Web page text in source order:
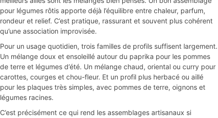
pour légumes rôtis apporte déjà l’équilibre entre chaleur, parfum,
rondeur et relief. C’est pratique, rassurant et souvent plus cohérent
qu’une association improvisée.
Pour un usage quotidien, trois familles de profils suffisent largement.
Un mélange doux et ensoleillé autour du paprika pour les pommes
de terre et légumes d’été. Un mélange chaud, oriental ou curry pour
carottes, courges et chou-fleur. Et un profil plus herbacé ou aillé
pour les plaques très simples, avec pommes de terre, oignons et
légumes racines.
C’est précisément ce qui rend les assemblages artisanaux si